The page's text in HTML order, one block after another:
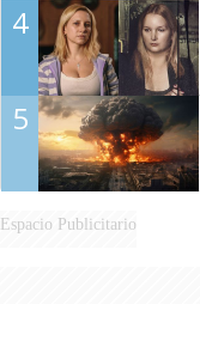
4
5
Espacio Publicitario